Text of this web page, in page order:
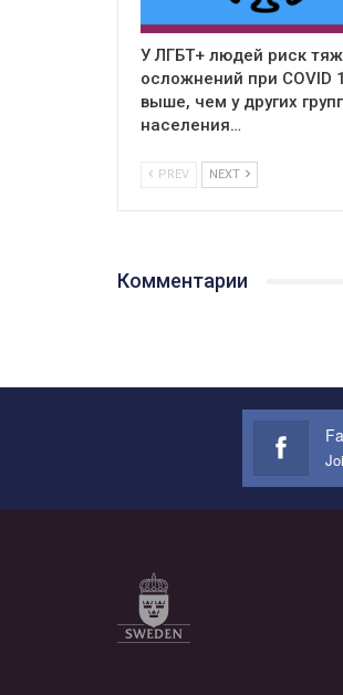
У ЛГБТ+ людей риск
осложнений при COVID
выше, чем у других
населения…
PREV NEXT
Комментарии